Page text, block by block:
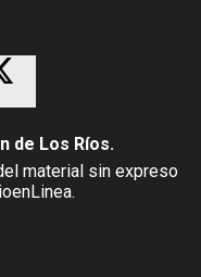
de Los Ríos.
material sin expreso